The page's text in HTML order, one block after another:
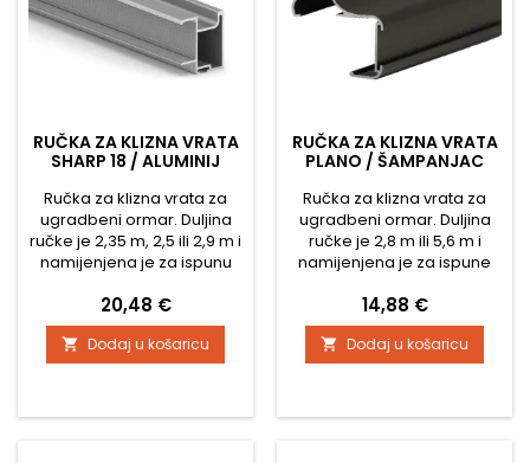
RUČKA ZA KLIZNA VRATA
SHARP 18 / ALUMINIJ
Ručka za klizna vrata za
ugradbeni ormar. Duljina
ručke je 2,35 m, 2,5 ili 2,9 m i
namijenjena je za ispunu
mm.Četkice za ovu vodilicu
su navlake.
Cijena
20,48 €
 Dodaj u košaricu
RUČKA ZA KLIZNA VRATA
PLANO / ŠAMPANJAC
Ručka za klizna vrata za
ugradbeni ormar. Duljina
ručke je 2,8 m ili 5,6 m i
namijenjena je za ispune
Četkice za ovu vodilicu su
navlake, a četkica je široka,
što sprječava lupanje vrata
o ormar pri zatvaranju.
Cijena
14,88 €
 Dodaj u košaricu